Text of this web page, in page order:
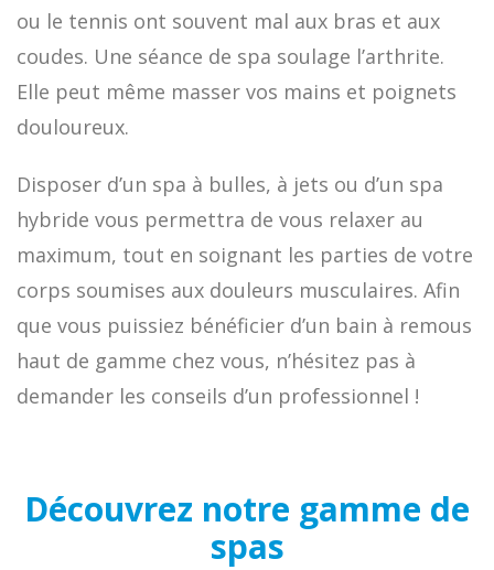
ou le tennis ont souvent mal aux bras et aux
coudes. Une séance de spa soulage l’arthrite.
Elle peut même masser vos mains et poignets
douloureux.
Disposer d’un spa à bulles, à jets ou d’un spa
hybride vous permettra de vous relaxer au
maximum, tout en soignant les parties de votre
corps soumises aux douleurs musculaires. Afin
que vous puissiez bénéficier d’un bain à remous
haut de gamme chez vous, n’hésitez pas à
demander les conseils d’un professionnel !
Découvrez notre gamme de
spas